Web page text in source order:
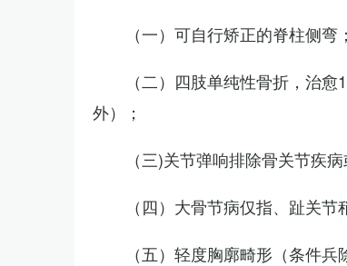
（一）可自行矫正的脊柱侧弯；
（二）四肢单纯性骨折，治
外）；
（三)关节弹响排除骨关节疾
（四）大骨节病仅指、趾关
（五）轻度胸廓畸形（条件兵